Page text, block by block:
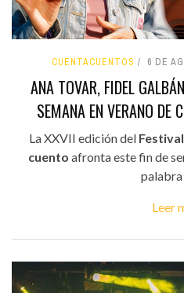
CUENTACUENTOS 6 DE
ANA TOVAR, FIDEL
SEMANA EN VERANO DE
La XXVII edición del
cuento afronta este fin de
palabra
Leer